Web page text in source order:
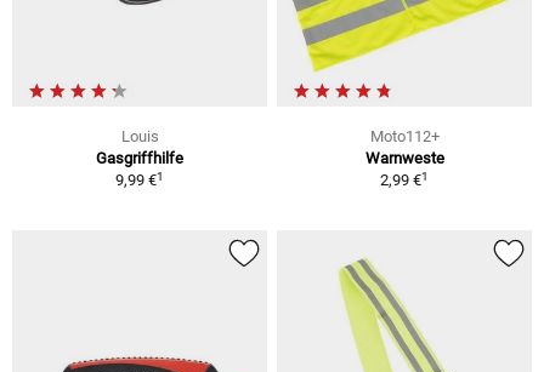
Louis
Gasgriffhilfe
9,99 €1
Moto112+
Warnweste
2,99 €1